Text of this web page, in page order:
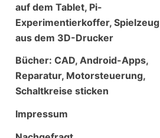
auf dem Tablet, Pi-
Experimentierkoffer, Spielzeug
aus dem 3D-Drucker
Bücher: CAD, Android-Apps,
Reparatur, Motorsteuerung,
Schaltkreise sticken
Impressum